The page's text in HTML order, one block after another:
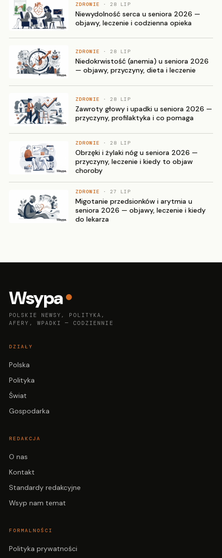
ZDROWIE · 28 LIP
Niewydolność serca u seniora 2026 —
objawy, leczenie i codzienna opieka
ZDROWIE · 28 LIP
Niedokrwistość (anemia) u seniora 2026
— objawy, przyczyny, dieta i leczenie
ZDROWIE · 28 LIP
Zawroty głowy i upadki u seniora 2026 —
przyczyny, profilaktyka i co pomaga
ZDROWIE · 28 LIP
Obrzęki i żylaki nóg u seniora 2026 —
przyczyny, leczenie i kiedy to objaw
choroby
ZDROWIE · 27 LIP
Migotanie przedsionków i arytmia u
seniora 2026 — objawy, leczenie i kiedy
do lekarza
Wsypa
POLSKIE NEWSY, POLITYKA,
AFERY, WPADKI — CODZIENNIE
DZIAŁY
Polska
Polityka
Świat
Gospodarka
REDAKCJA
O nas
Kontakt
Standardy redakcyjne
Wsyp nam temat
FORMALNOŚCI
Polityka prywatności